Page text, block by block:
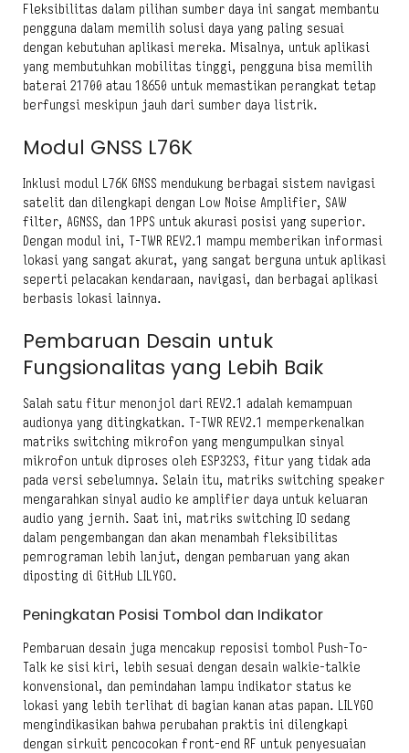
Fleksibilitas dalam pilihan sumber daya ini sangat membantu
pengguna dalam memilih solusi daya yang paling sesuai
dengan kebutuhan aplikasi mereka. Misalnya, untuk aplikasi
yang membutuhkan mobilitas tinggi, pengguna bisa memilih
baterai 21700 atau 18650 untuk memastikan perangkat tetap
berfungsi meskipun jauh dari sumber daya listrik.
Modul GNSS L76K
Inklusi modul L76K GNSS mendukung berbagai sistem navigasi
satelit dan dilengkapi dengan Low Noise Amplifier, SAW
filter, AGNSS, dan 1PPS untuk akurasi posisi yang superior.
Dengan modul ini, T-TWR REV2.1 mampu memberikan informasi
lokasi yang sangat akurat, yang sangat berguna untuk aplikasi
seperti pelacakan kendaraan, navigasi, dan berbagai aplikasi
berbasis lokasi lainnya.
Pembaruan Desain untuk
Fungsionalitas yang Lebih Baik
Salah satu fitur menonjol dari REV2.1 adalah kemampuan
audionya yang ditingkatkan. T-TWR REV2.1 memperkenalkan
matriks switching mikrofon yang mengumpulkan sinyal
mikrofon untuk diproses oleh ESP32S3, fitur yang tidak ada
pada versi sebelumnya. Selain itu, matriks switching speaker
mengarahkan sinyal audio ke amplifier daya untuk keluaran
audio yang jernih. Saat ini, matriks switching IO sedang
dalam pengembangan dan akan menambah fleksibilitas
pemrograman lebih lanjut, dengan pembaruan yang akan
diposting di GitHub LILYGO.
Peningkatan Posisi Tombol dan Indikator
Pembaruan desain juga mencakup reposisi tombol Push-To-
Talk ke sisi kiri, lebih sesuai dengan desain walkie-talkie
konvensional, dan pemindahan lampu indikator status ke
lokasi yang lebih terlihat di bagian kanan atas papan. LILYGO
mengindikasikan bahwa perubahan praktis ini dilengkapi
dengan sirkuit pencocokan front-end RF untuk penyesuaian